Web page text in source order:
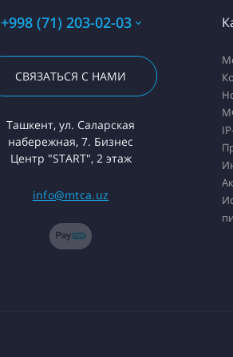
+998 (71) 203-02-03
СВЯЗАТЬСЯ С НАМИ
Ташкент, ул. Саларская
набережная, 7. Бизнес
Центр "START", 2 этаж
info@mtca.uz